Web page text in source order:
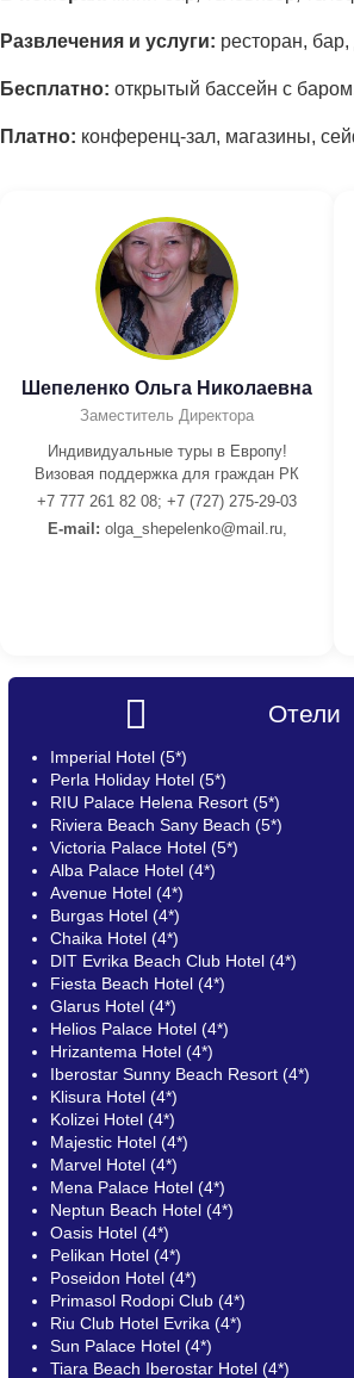
Развлечения и услуги: ресторан,
Бесплатно: открытый бассейн с
Платно: конференц-зал, магазины,
Шепеленко Ольга Николаевна
Заместитель Директора
Индивидуальные туры в Европу!
Визовая поддержка для граждан РК
+7 777 261 82 08; +7 (727) 275-29-03
E-mail: olga_shepelenko@mail.ru,
Отели
Imperial Hotel (5*)
Perla Holiday Hotel (5*)
RIU Palace Helena Resort (5*)
Riviera Beach Sany Beach (5*)
Victoria Palace Hotel (5*)
Alba Palace Hotel (4*)
Avenue Hotel (4*)
Burgas Hotel (4*)
Chaika Hotel (4*)
DIT Evrika Beach Club Hotel (4*)
Fiesta Beach Hotel (4*)
Glarus Hotel (4*)
Helios Palace Hotel (4*)
Hrizantema Hotel (4*)
Iberostar Sunny Beach Resort (4*)
Klisura Hotel (4*)
Kolizei Hotel (4*)
Majestic Hotel (4*)
Marvel Hotel (4*)
Mena Palace Hotel (4*)
Neptun Beach Hotel (4*)
Oasis Hotel (4*)
Pelikan Hotel (4*)
Poseidon Hotel (4*)
Primasol Rodopi Club (4*)
Riu Club Hotel Evrika (4*)
Sun Palace Hotel (4*)
Tiara Beach Iberostar Hotel (4*)